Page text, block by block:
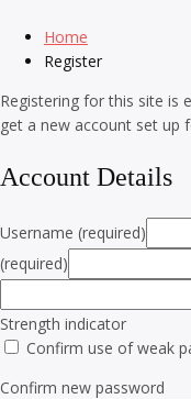
Home
Register
Registering for this site is
get a new account set up
Account Details
Username (required)
(required)
Strength indicator
Confirm use of weak
Confirm new password